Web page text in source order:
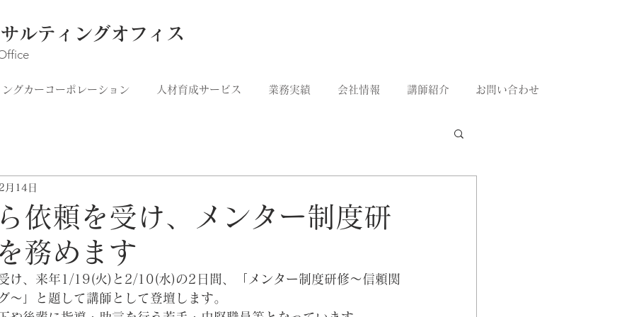
ルティングオフィス
グカーコーポレーション 人材育成サービス 業務実績 会社情報 講師紹介 お問い合わせ
依頼を受け、メンター制度研
務めます
月14日
け、来年1/19(火)と2/10(水)の2日間、「メンター制度研修〜信頼関
〜」と題して講師として登壇します。